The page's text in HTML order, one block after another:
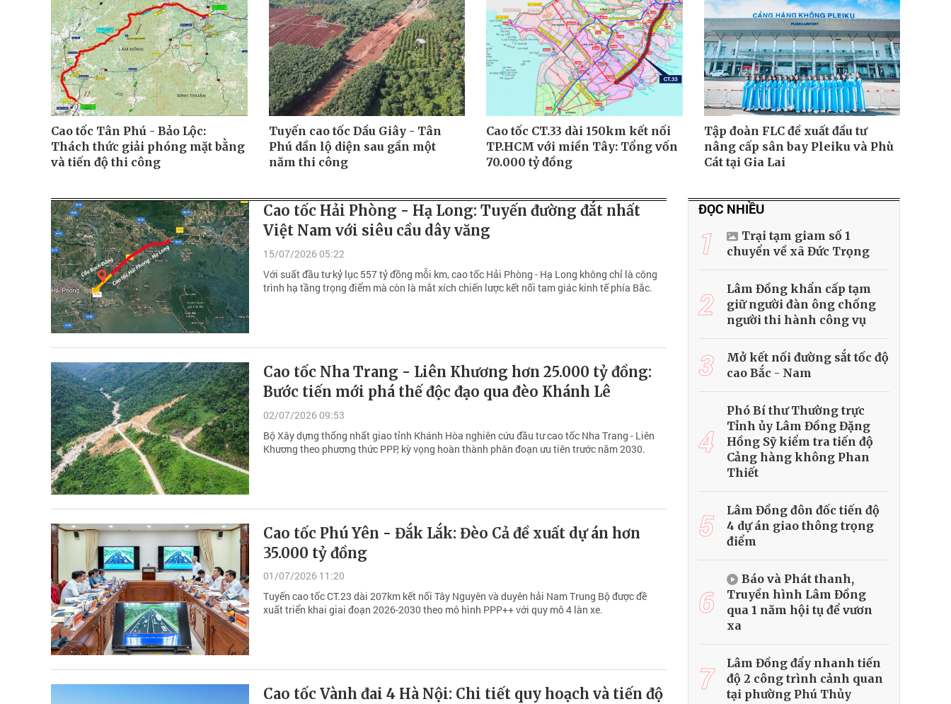
Cao tốc Tân Phú - Bảo Lộc:
Thách thức giải phóng mặt bằng
và tiến độ thi công
Tuyến cao tốc Dầu Giây - Tân
Phú dần lộ diện sau gần một
năm thi công
Cao tốc CT.33 dài 150km kết nối
TP.HCM với miền Tây: Tổng vốn
70.000 tỷ đồng
Tập đoàn FLC đề xuất đầu tư
nâng cấp sân bay Pleiku và Phù
Cát tại Gia Lai
Cao tốc Hải Phòng - Hạ Long: Tuyến đường đắt nhất
Việt Nam với siêu cầu dây văng
15/07/2026 05:22
Với suất đầu tư kỷ lục 557 tỷ đồng mỗi km, cao tốc Hải Phòng - Hạ Long không chỉ là công
trình hạ tầng trọng điểm mà còn là mắt xích chiến lược kết nối tam giác kinh tế phía Bắc.
Cao tốc Nha Trang - Liên Khương hơn 25.000 tỷ đồng:
Bước tiến mới phá thế độc đạo qua đèo Khánh Lê
02/07/2026 09:53
Bộ Xây dựng thống nhất giao tỉnh Khánh Hòa nghiên cứu đầu tư cao tốc Nha Trang - Liên
Khương theo phương thức PPP, kỳ vọng hoàn thành phân đoạn ưu tiên trước năm 2030.
Cao tốc Phú Yên - Đắk Lắk: Đèo Cả đề xuất dự án hơn
35.000 tỷ đồng
01/07/2026 11:20
Tuyến cao tốc CT.23 dài 207km kết nối Tây Nguyên và duyên hải Nam Trung Bộ được đề
xuất triển khai giai đoạn 2026-2030 theo mô hình PPP++ với quy mô 4 làn xe.
Cao tốc Vành đai 4 Hà Nội: Chi tiết quy hoạch và tiến độ
ĐỌC NHIỀU
1
Trại tạm giam số 1
chuyển về xã Đức Trọng
2
Lâm Đồng khẩn cấp tạm
giữ người đàn ông chống
người thi hành công vụ
3
Mở kết nối đường sắt tốc độ
cao Bắc - Nam
4
Phó Bí thư Thường trực
Tỉnh ủy Lâm Đồng Đặng
Hồng Sỹ kiểm tra tiến độ
Cảng hàng không Phan
Thiết
5
Lâm Đồng đôn đốc tiến độ
4 dự án giao thông trọng
điểm
6
Báo và Phát thanh,
Truyền hình Lâm Đồng
qua 1 năm hội tụ để vươn
xa
7
Lâm Đồng đẩy nhanh tiến
độ 2 công trình cảnh quan
tại phường Phú Thủy